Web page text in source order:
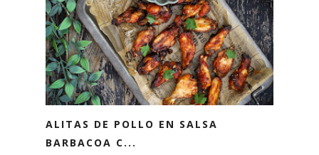
ALITAS DE POLLO EN SALSA
BARBACOA C...